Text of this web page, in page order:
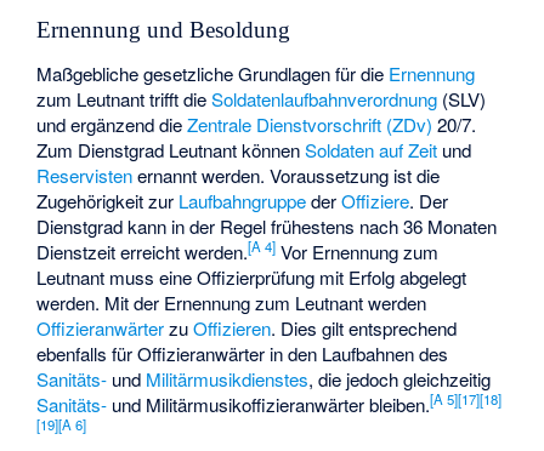
Ernennung und Besoldung
Maßgebliche gesetzliche Grundlagen für die Ernennung
zum Leutnant trifft dieSoldatenlaufbahnverordnung (SLV)
und ergänzend dieZentrale Dienstvorschrift (ZDv) 20/7.
Zum Dienstgrad Leutnant könnenSoldaten auf Zeit und
Reservistenernannt werden. Voraussetzung ist die
Zugehörigkeit zur LaufbahngruppederOffiziere. Der
Dienstgrad kann in der Regel frühestens nach 36 Monaten
Dienstzeit erreicht werden.[A 4] Vor Ernennung zum
Leutnant muss eineOffizierprüfung mit Erfolg abgelegt
werden. Mit der Ernennung zum Leutnant werden
OffizieranwärterzuOffizieren. Dies gilt entsprechend
ebenfalls für Offizieranwärter in den Laufbahnen des
Sanitäts- und Militärmusikdienstes, die jedoch gleichzeitig
Sanitäts- und Militärmusikoffizieranwärter bleiben.[A 5][17][18]
[19][A 6]